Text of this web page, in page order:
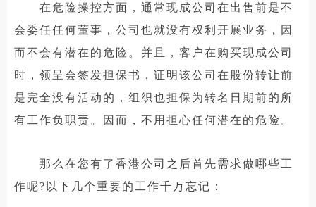
在危险操控方面，通常现成公司在出售前是不
会委任任何董事，公司也就没有权利开展业务，因
而不会有潜在的危险。并且，客户在购买现成公司
时，领呈会签发担保书，证明该公司在股份转让前
是完全没有活动的，组织也担保为转名日期前的所
有工作负职责。因而，不用担心任何潜在的危险。
那么在您有了香港公司之后首先需求做哪些工
作呢?以下几个重要的工作千万忘记：